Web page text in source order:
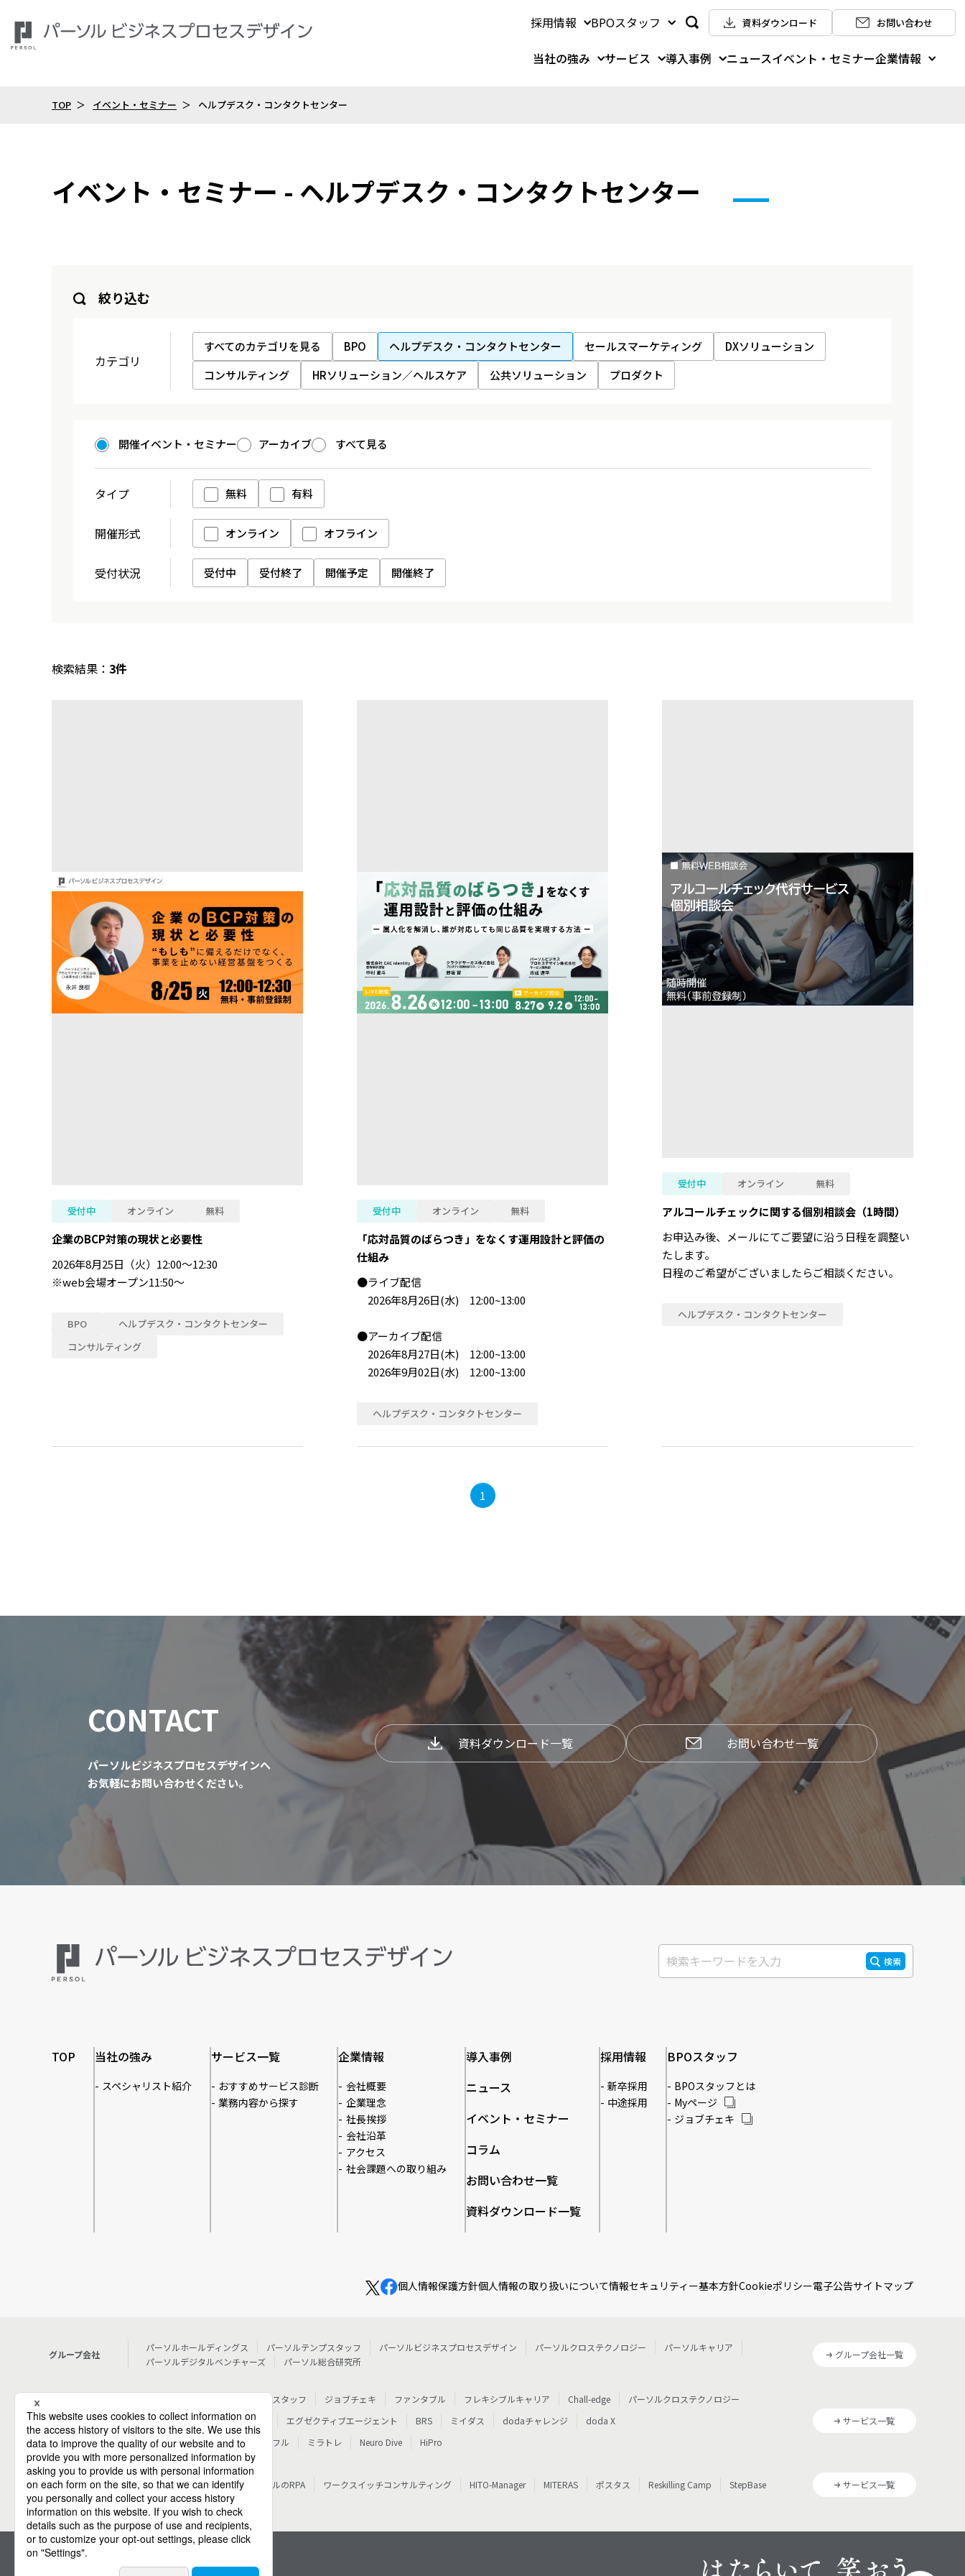
採用情報 BPOスタッフ 資料ダウンロード お問い合わせ
当社の強み サービス 導入事例 ニュースイベント・セミナー企業情報
TOP イベント・セミナー ヘルプデスク・コンタクトセンター
イベント・セミナー - ヘルプデスク・コンタクトセンター
絞り込む
カテゴリ
すべてのカテゴリを見る BPO ヘルプデスク・コンタクトセンター セールスマーケティング
DXソリューション
コンサルティング
HRソリューション／ヘルスケア 公共ソリューション プロダクト
開催イベント・セミナー アーカイブ すべて見る
タイプ 無料 有料
開催形式 オンライン オフライン
受付状況 受付中 受付終了 開催予定 開催終了
検索結果： 3件
受付中 オンライン 無料
企業のBCP対策の現状と必要性
2026年8月25日（火）12:00～12:30
※web会場オープン11:50～
BPO
ヘルプデスク・コンタクトセンター
コンサルティング
受付中 オンライン 無料
「応対品質のばらつき」をなくす運用設計と評価の
仕組み
●ライブ配信
2026年8月26日(水) 12:00~13:00
●アーカイブ配信
2026年8月27日(木) 12:00~13:00
2026年9月02日(水) 12:00~13:00
ヘルプデスク・コンタクトセンター
受付中 オンライン 無料
アルコールチェックに関する個別相談会（1時間）
お申込み後、メールにてご要望に沿う日程を調整い
たします。
日程のご希望がございましたらご相談ください。
ヘルプデスク・コンタクトセンター
1
CONTACT
パーソルビジネスプロセスデザインへ
お気軽にお問い合わせください。
資料ダウンロード一覧 お問い合わせ一覧
検索
TOP 当社の強み
スペシャリスト紹介
サービス一覧
おすすめサービス診断
業務内容から探す
企業情報
会社概要
企業理念
社長挨拶
会社沿革
アクセス
社会課題への取り組み
導入事例
ニュース
イベント・セミナー
コラム
お問い合わせ一覧
資料ダウンロード一覧
採用情報
新卒採用
中途採用
BPOスタッフ
BPOスタッフとは
Myページ
ジョブチェキ
個人情報保護方針個人情報の取り扱いについて情報セキュリティー基本方針Cookieポリシー電子公告サイトマップ
グループ会社
パーソルホールディングス パーソルテンプスタッフ パーソルビジネスプロセスデザイン パーソルクロステクノロジー
パーソルキャリア
パーソルデジタルベンチャーズ
パーソル総合研究所
グループ会社一覧
個人向けサービス
テンプスタッフ ジョブチェキ ファンタブル フレキシブルキャリア Chall-edge
パーソルクロステクノロジー
転職・就職
doda エグゼクティブエージェント BRS ミイダス dodaチャレンジ
doda X
その他
シェアフル ミラトレ Neuro Dive HiPro
サービス一覧
法人向けサービス その他 パーソルのRPA ワークスイッチコンサルティング HITO-Manager MITERAS ポスタス Reskilling Camp StepBase サービス一覧